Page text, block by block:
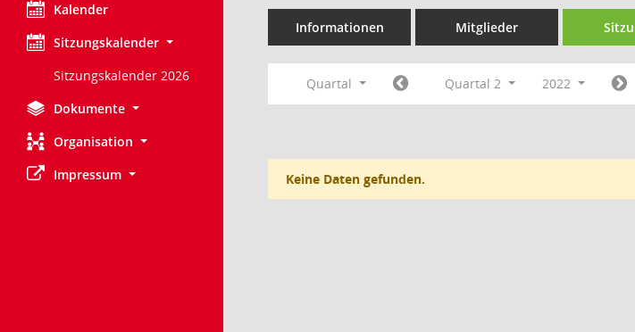
Kalender
Sitzungskalender
Sitzungskalender 2026
Dokumente
Organisation
Impressum
Informationen Mitglieder
Quartal Quartal 2 2022
Keine Daten gefunden.